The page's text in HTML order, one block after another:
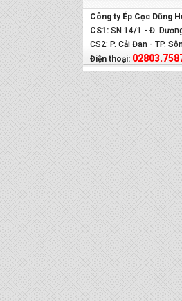
Công ty Ép Cọc Dũng
CS1: SN 14/1 - Đ.
CS2: P. Cải Đan - TP.
Điện thoại: